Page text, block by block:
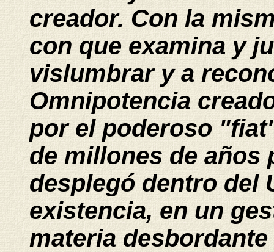
creador. Con la
con que examina y
vislumbrar y a
Omnipotencia
por el poderoso
de millones de años
desplegó dentro del
existencia, en un
materia